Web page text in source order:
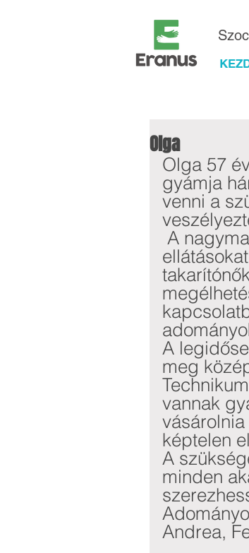
Olga
Olga 57
gyámja
venni a
A
meg
vannak
képtelen
A
minden
Andrea,